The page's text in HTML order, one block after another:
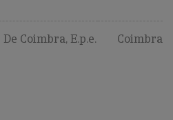
Coimbra, E.p.e. Coimbra